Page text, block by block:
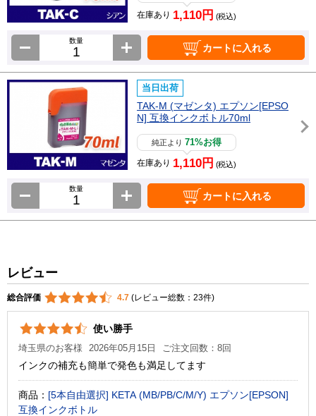
在庫あり 1,110円 (税込)
数量
カートに入れる
当日出荷
TAK-M (マゼンタ) エプソン[EPSO
N] 互換インクボトル70ml
純正より71%お得
在庫あり 1,110円 (税込)
数量
カートに入れる
レビュー
総合評価 4.7 (レビュー総数：23件)
使い勝手
埼玉県のお客様 2026年05月15日 ご注文回数：8回
インクの補充も簡単で発色も満足してます
商品： [5本自由選択] KETA (MB/PB/C/M/Y) エプソン[EPSON]
互換インクボトル